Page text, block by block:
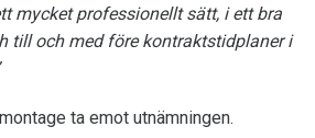
mycket professionellt sätt, i ett bra
till och med före kontraktstidplaner i
ta emot utnämningen.